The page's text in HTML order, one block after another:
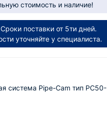
стоимость и наличие!
поставки от 5ти дней.
уточняйте у специалиста.
система Pipe-Cam тип PC50-